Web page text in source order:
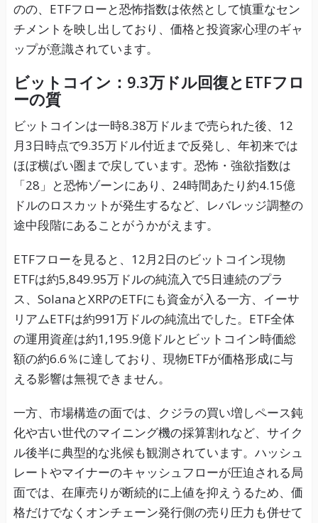
のの、ETFフローと恐怖指数は依然として慎重なセン
チメントを映し出しており、価格と投資家心理のギャ
ップが意識されています。
ビットコイン：9.3万ドル回復とETFフロ
ーの質
ビットコインは一時8.38万ドルまで売られた後、12
月3日時点で9.35万ドル付近まで反発し、年初来では
ほぼ横ばい圏まで戻しています。恐怖・強欲指数は
「28」と恐怖ゾーンにあり、24時間あたり約4.15億
ドルのロスカットが発生するなど、レバレッジ調整の
途中段階にあることがうかがえます。
ETFフローを見ると、12月2日のビットコイン現物
ETFは約5,849.95万ドルの純流入で5日連続のプラ
ス、SolanaとXRPのETFにも資金が入る一方、イーサ
リアムETFは約991万ドルの純流出でした。ETF全体
の運用資産は約1,195.9億ドルとビットコイン時価総
額の約6.6％に達しており、現物ETFが価格形成に与
える影響は無視できません。
一方、市場構造の面では、クジラの買い増しペース鈍
化や古い世代のマイニング機の採算割れなど、サイク
ル後半に典型的な兆候も観測されています。ハッシュ
レートやマイナーのキャッシュフローが圧迫される局
面では、在庫売りが断続的に上値を抑えうるため、価
格だけでなくオンチェーン発行側の売り圧力も併せて